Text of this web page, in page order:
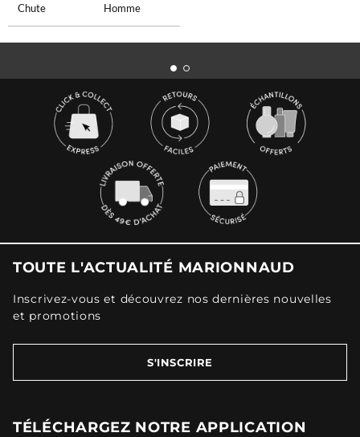
Chute
Homme
TOUTE L'ACTUALITÉ MARIONNAUD
Inscrivez-vous et découvrez nos dernières nouvelles
et promotions
S'INSCRIRE
TÉLÉCHARGEZ NOTRE APPLICATION